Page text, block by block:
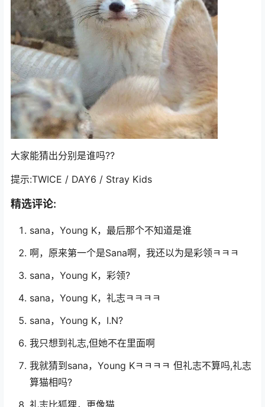
大家能猜出分别是谁吗??
提示:TWICE / DAY6 / Stray Kids
精选评论:
sana，Young K，最后那个不知道是谁
啊，原来第一个是Sana啊，我还以为是彩领ㅋㅋㅋ
sana，Young K，彩领?
sana，Young K，礼志ㅋㅋㅋㅋ
sana，Young K，I.N?
我只想到礼志,但她不在里面啊
我就猜到sana，Young Kㅋㅋㅋㅋ 但礼志不算吗,礼志
算猫相吗?
礼志比狐狸，更像猫